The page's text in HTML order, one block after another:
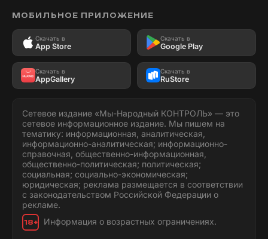
МОБИЛЬНОЕ ПРИЛОЖЕНИЕ
Скачать в
App Store
Скачать в
Google Play
Скачать в
AppGallery
Скачать в
RuStore
Сетевое издание «Мы-Народный КОНТРОЛЬ» — это
сетевое информационное издание. Мы пишем на
тематику: информационная, аналитическая,
информационно-аналитическая; информационно-
справочная, общественно-информационная,
общественно-политическая; политическая;
социальная; социально-экономическая;
юридическая; реклама размещается в соответствии
с законодательством Российской Федерации о
рекламе.
18+ Информация о возрастных ограничениях.